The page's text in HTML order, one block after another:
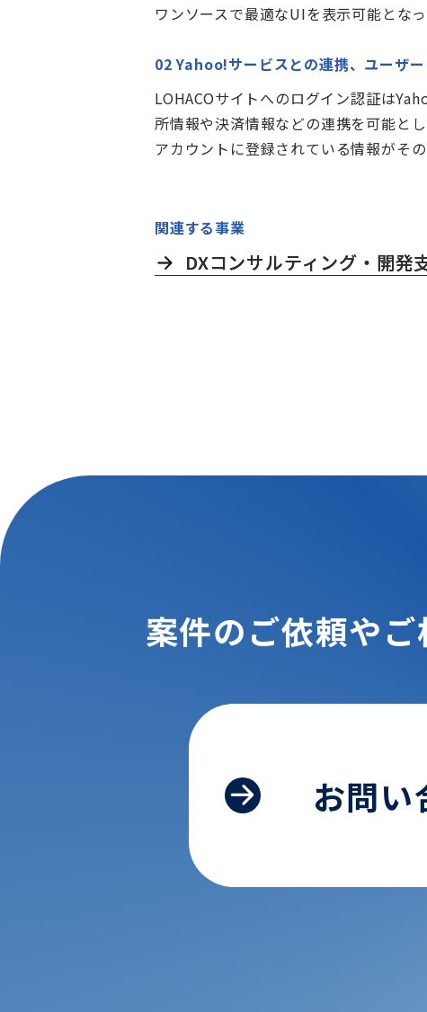
ワンソースで最適なUIを表示可能となっ
02 Yahoo!サービスとの連携、ユーザ
LOHACOサイトへのログイン認証は
所情報や決済情報などの連携を可能と
アカウントに登録されている情報がそ
関連する事業
DXコンサルティング・開発
案件のご依頼やご
お問い